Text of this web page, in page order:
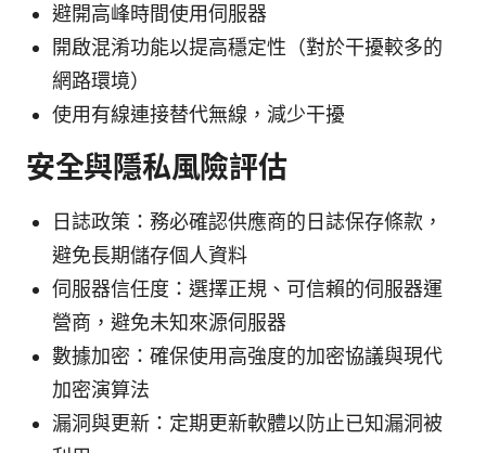
避開高峰時間使用伺服器
開啟混淆功能以提高穩定性（對於干擾較多的
網路環境）
使用有線連接替代無線，減少干擾
安全與隱私風險評估
日誌政策：務必確認供應商的日誌保存條款，
避免長期儲存個人資料
伺服器信任度：選擇正規、可信賴的伺服器運
營商，避免未知來源伺服器
數據加密：確保使用高強度的加密協議與現代
加密演算法
漏洞與更新：定期更新軟體以防止已知漏洞被